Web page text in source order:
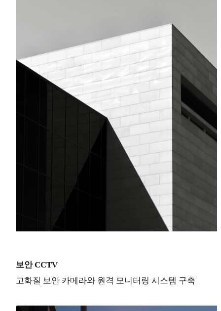
보안 CCTV
고화질 보안 카메라와 원격 모니터링 시스템 구축